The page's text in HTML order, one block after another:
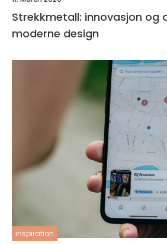
Strekkmetall: innovasjon og
moderne design
inspiration